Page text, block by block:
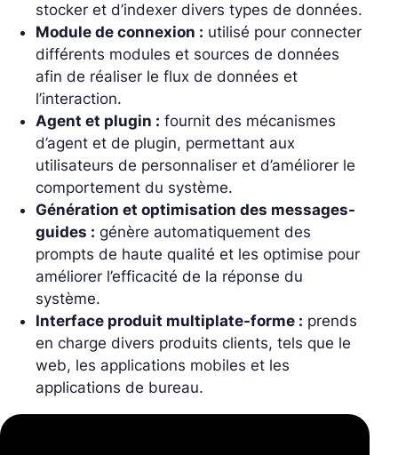
stocker et d’indexer divers types de données.
Module de connexion : utilisé pour connecter
différents modules et sources de données
afin de réaliser le flux de données et
l’interaction.
Agent et plugin : fournit des mécanismes
d’agent et de plugin, permettant aux
utilisateurs de personnaliser et d’améliorer le
comportement du système.
Génération et optimisation des messages-
guides : génère automatiquement des
prompts de haute qualité et les optimise pour
améliorer l’efficacité de la réponse du
système.
Interface produit multiplate-forme : prends
en charge divers produits clients, tels que le
web, les applications mobiles et les
applications de bureau.